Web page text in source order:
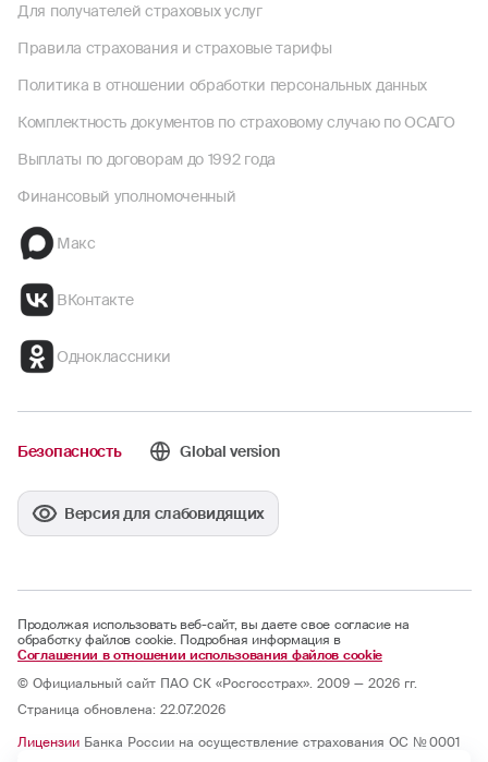
Для получателей страховых услуг
Правила страхования и страховые тарифы
Политика в отношении обработки персональных данных
Комплектность документов по страховому случаю по ОСАГО
Выплаты по договорам до 1992 года
Финансовый уполномоченный
Макс
ВКонтакте
Одноклассники
Безопасность Global version
Версия для слабовидящих
Продолжая использовать веб-сайт, вы даете свое согласие на
обработку файлов cookie. Подробная информация в
Соглашении в отношении использования файлов cookie
© Официальный сайт ПАО СК «Росгосстрах». 2009 — 2026 гг.
Страница обновлена: 22.07.2026
Лицензии Банка России на осуществление страхования ОС № 0001